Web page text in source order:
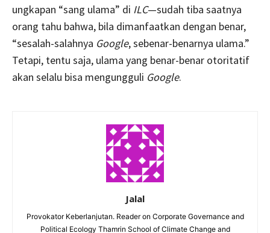
ungkapan “sang ulama” di ILC—sudah tiba saatnya
orang tahu bahwa, bila dimanfaatkan dengan benar,
“sesalah-salahnya Google, sebenar-benarnya ulama.”
Tetapi, tentu saja, ulama yang benar-benar otoritatif
akan selalu bisa mengungguli Google.
Jalal
Provokator Keberlanjutan. Reader on Corporate Governance and
Political Ecology Thamrin School of Climate Change and